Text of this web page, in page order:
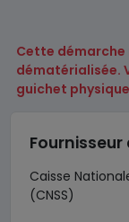
Cette
dématérialisée.
guichet
Fournisseur
Caisse
(CNSS)